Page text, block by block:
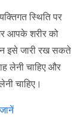
स्थिति पर
आपके शरीर को
इसे जारी रख सकते
लेनी चाहिए और
चाहिए।